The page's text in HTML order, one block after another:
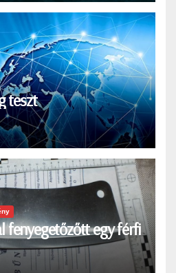
teszt
fenyegetőzőtt egy férfi